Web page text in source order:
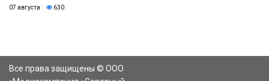
07 августа 630
Все права защищены © ООО